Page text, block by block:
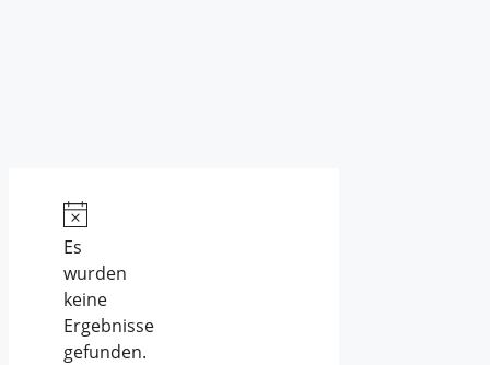
Es
wurden
keine
Ergebnisse
gefunden.